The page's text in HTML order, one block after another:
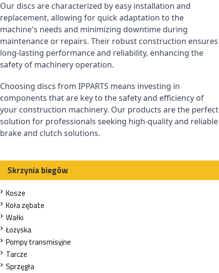
Our discs are characterized by easy installation and
replacement, allowing for quick adaptation to the
machine's needs and minimizing downtime during
maintenance or repairs. Their robust construction ensures
long-lasting performance and reliability, enhancing the
safety of machinery operation.
Choosing discs from IPPARTS means investing in
components that are key to the safety and efficiency of
your construction machinery. Our products are the perfect
solution for professionals seeking high-quality and reliable
brake and clutch solutions.
Skrzynia biegów
Kosze
Koła zębate
Wałki
Łożyska
Pompy transmisyjne
Tarcze
Sprzęgła